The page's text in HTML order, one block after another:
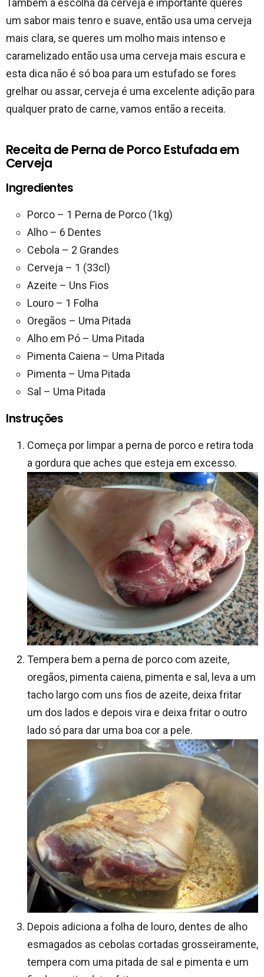
um sabor mais tenro e suave, então usa uma cerveja
mais clara, se queres um molho mais intenso e
caramelizado então usa uma cerveja mais escura e
esta dica não é só boa para um estufado se fores
grelhar ou assar, cerveja é uma excelente adição para
qualquer prato de carne, vamos então a receita.
Receita de Perna de Porco Estufada em
Cerveja
Ingredientes
Porco – 1 Perna de Porco (1kg)
Alho – 6 Dentes
Cebola – 2 Grandes
Cerveja – 1 (33cl)
Azeite – Uns Fios
Louro – 1 Folha
Oregãos – Uma Pitada
Alho em Pó – Uma Pitada
Pimenta Caiena – Uma Pitada
Pimenta – Uma Pitada
Sal – Uma Pitada
Instruções
Começa por limpar a perna de porco e retira toda
a gordura que aches que esteja em excesso.
Tempera bem a perna de porco com azeite,
oregãos, pimenta caiena, pimenta e sal, leva a um
tacho largo com uns fios de azeite, deixa fritar
um dos lados e depois vira e deixa fritar o outro
lado só para dar uma boa cor a pele.
Depois adiciona a folha de louro, dentes de alho
esmagados as cebolas cortadas grosseiramente,
tempera com uma pitada de sal e pimenta e um